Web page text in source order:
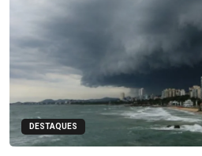
DESTAQUES